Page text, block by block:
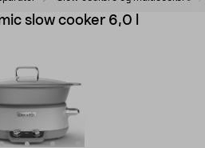
slow cooker 6,0 l